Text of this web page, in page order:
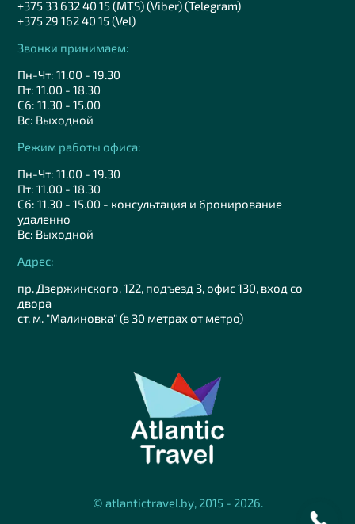
+375 33 632 40 15 (MTS) (Viber) (Telegram)
+375 29 162 40 15 (Vel)
Звонки принимаем:
Пн-Чт: 11.00 - 19.30
Пт: 11.00 - 18.30
Сб: 11.30 - 15.00
Вс: Выходной
Режим работы офиса:
Пн-Чт: 11.00 - 19.30
Пт: 11.00 - 18.30
Сб: 11.30 - 15.00 - консультация и бронирование
удаленно
Вс: Выходной
Адрес:
пр. Дзержинского, 122, подъезд 3, офис 130, вход со
двора
ст. м. "Малиновка" (в 30 метрах от метро)
© atlantictravel.by, 2015 - 2026.